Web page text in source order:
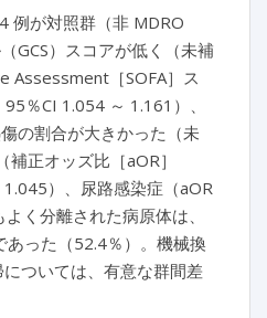
例が対照群（非 MDRO
GCS）スコアが低く（未補
Assessment［SOFA］ス
％CI 1.054 ～ 1.161）、
の割合が大きかった（未
正オッズ比［aOR］
）、尿路感染症（aOR
く分離された病原体は、
った（52.4％）。機械換
ついては、有意な群間差